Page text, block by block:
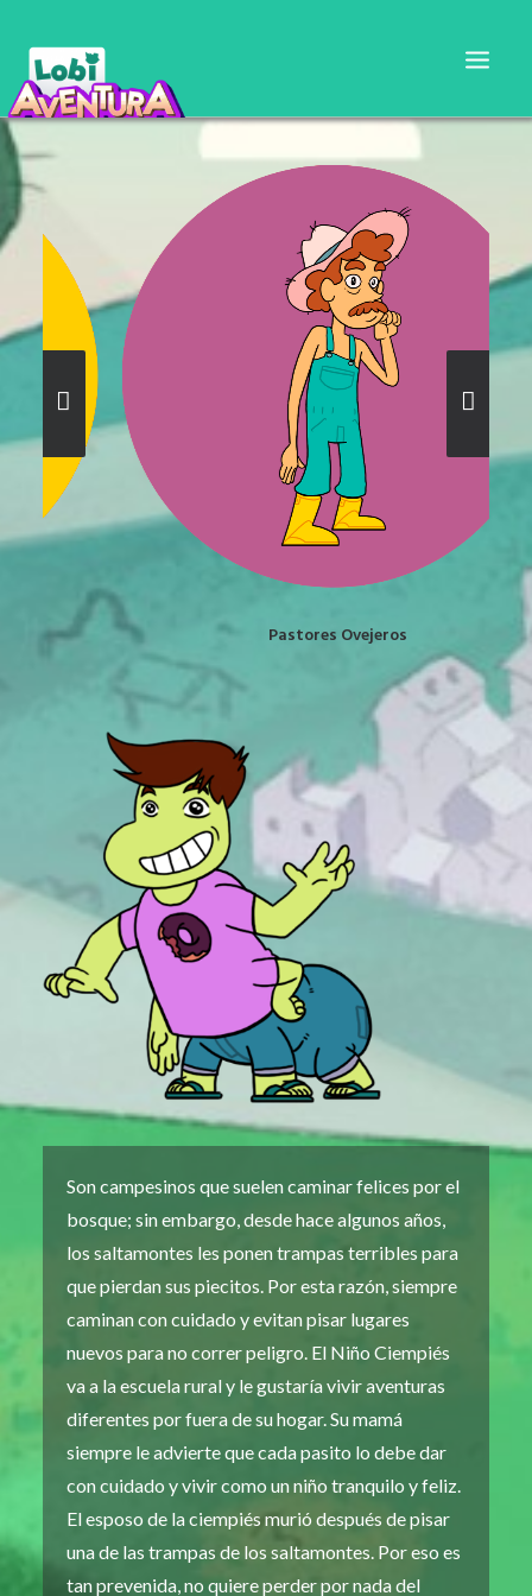
CARTILLA DOCENTE
Pastores Ovejeros
Son campesinos que suelen caminar felices por el
bosque; sin embargo, desde hace algunos años,
los saltamontes les ponen trampas terribles para
que pierdan sus piecitos. Por esta razón, siempre
caminan con cuidado y evitan pisar lugares
nuevos para no correr peligro. El Niño Ciempiés
va a la escuela rural y le gustaría vivir aventuras
diferentes por fuera de su hogar. Su mamá
siempre le advierte que cada pasito lo debe dar
con cuidado y vivir como un niño tranquilo y feliz.
El esposo de la ciempiés murió después de pisar
una de las trampas de los saltamontes. Por eso es
tan prevenida, no quiere perder por nada del